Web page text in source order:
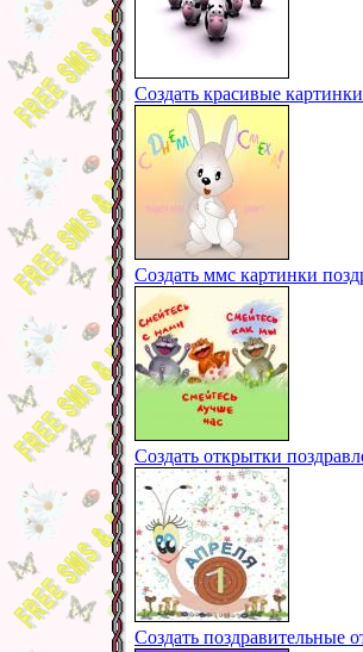
Создать красивые
Создать ммс картинки
Создать открытки
Создать поздравительные